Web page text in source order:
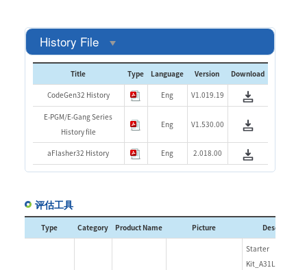
History File
Title Type Language Version Download
CodeGen32 History Eng V1.019.19
E-PGM/E-Gang Series
History file
Eng V1.530.00
aFlasher32 History Eng 2.018.00
评估工具
Type Category Product Name Picture Description
Starter
Kit_A31L123RL2N